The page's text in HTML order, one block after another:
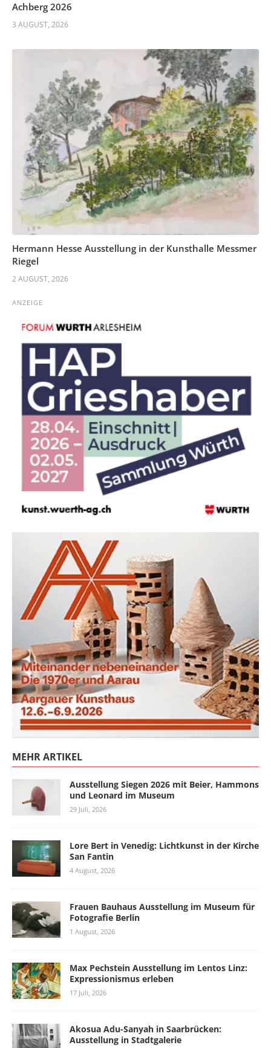
Achberg 2026
3 AUGUST, 2026
Hermann Hesse Ausstellung in der Kunsthalle Messmer
Riegel
2 AUGUST, 2026
ANZEIGE
MEHR ARTIKEL
Ausstellung Siegen 2026 mit Beier, Hammons
und Leonard im Museum
29 Juli, 2026
Lore Bert in Venedig: Lichtkunst in der Kirche
San Fantin
4 August, 2026
Frauen Bauhaus Ausstellung im Museum für
Fotografie Berlin
1 August, 2026
Max Pechstein Ausstellung im Lentos Linz:
Expressionismus erleben
17 Juli, 2026
Akosua Adu-Sanyah in Saarbrücken:
Ausstellung in Stadtgalerie